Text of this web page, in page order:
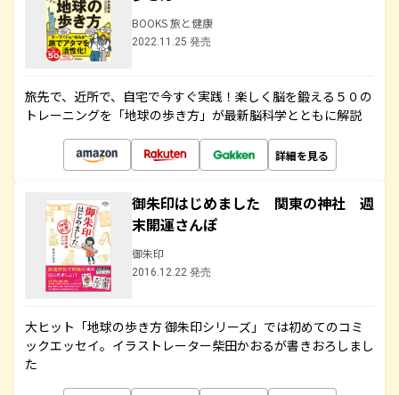
BOOKS 旅と健康
2022.11.25 発売
旅先で、近所で、自宅で今すぐ実践！楽しく脳を鍛える５０の
トレーニングを「地球の歩き方」が最新脳科学とともに解説
詳細を見る
御朱印はじめました 関東の神社 週
末開運さんぽ
御朱印
2016.12.22 発売
大ヒット「地球の歩き方 御朱印シリーズ」では初めてのコミ
ックエッセイ。イラストレーター柴田かおるが書きおろしまし
た